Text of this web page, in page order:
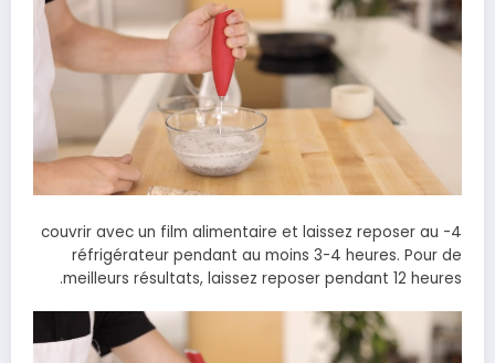
4- couvrir avec un film alimentaire et laissez reposer au
réfrigérateur pendant au moins 3-4 heures. Pour de
meilleurs résultats, laissez reposer pendant 12 heures.